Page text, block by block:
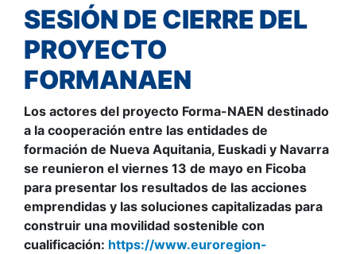
SESIÓN DE CIERRE DEL
PROYECTO
FORMANAEN
Los actores del proyecto Forma-NAEN destinado
a la cooperación entre las entidades de
formación de Nueva Aquitania, Euskadi y Navarra
se reunieron el viernes 13 de mayo en Ficoba
para presentar los resultados de las acciones
emprendidas y las soluciones capitalizadas para
construir una movilidad sostenible con
cualificación: https://www.euroregion-